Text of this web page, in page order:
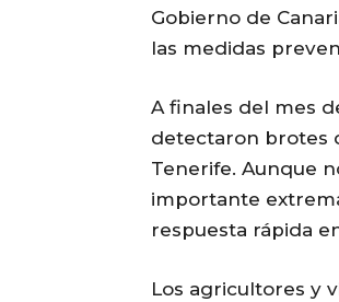
Gobierno de
las medidas
A finales del mes
detectaron brotes
Tenerife. Aunque
importante
respuesta rápida
Los agricultores y